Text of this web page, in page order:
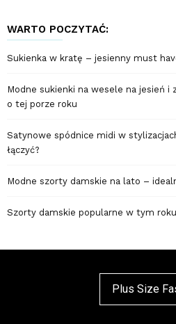
WARTO POCZYTAĆ:
Sukienka w kratę – jesienny must
Modne sukienki na wesele na jesień i
o tej porze roku
Satynowe spódnice midi w
łączyć?
Modne szorty damskie na lato –
Szorty damskie popularne w tym roku
Plus Size